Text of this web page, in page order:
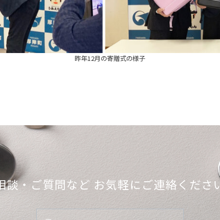
昨年12月の寄贈式の様子
談・ご質問など お気軽にご連絡くださ